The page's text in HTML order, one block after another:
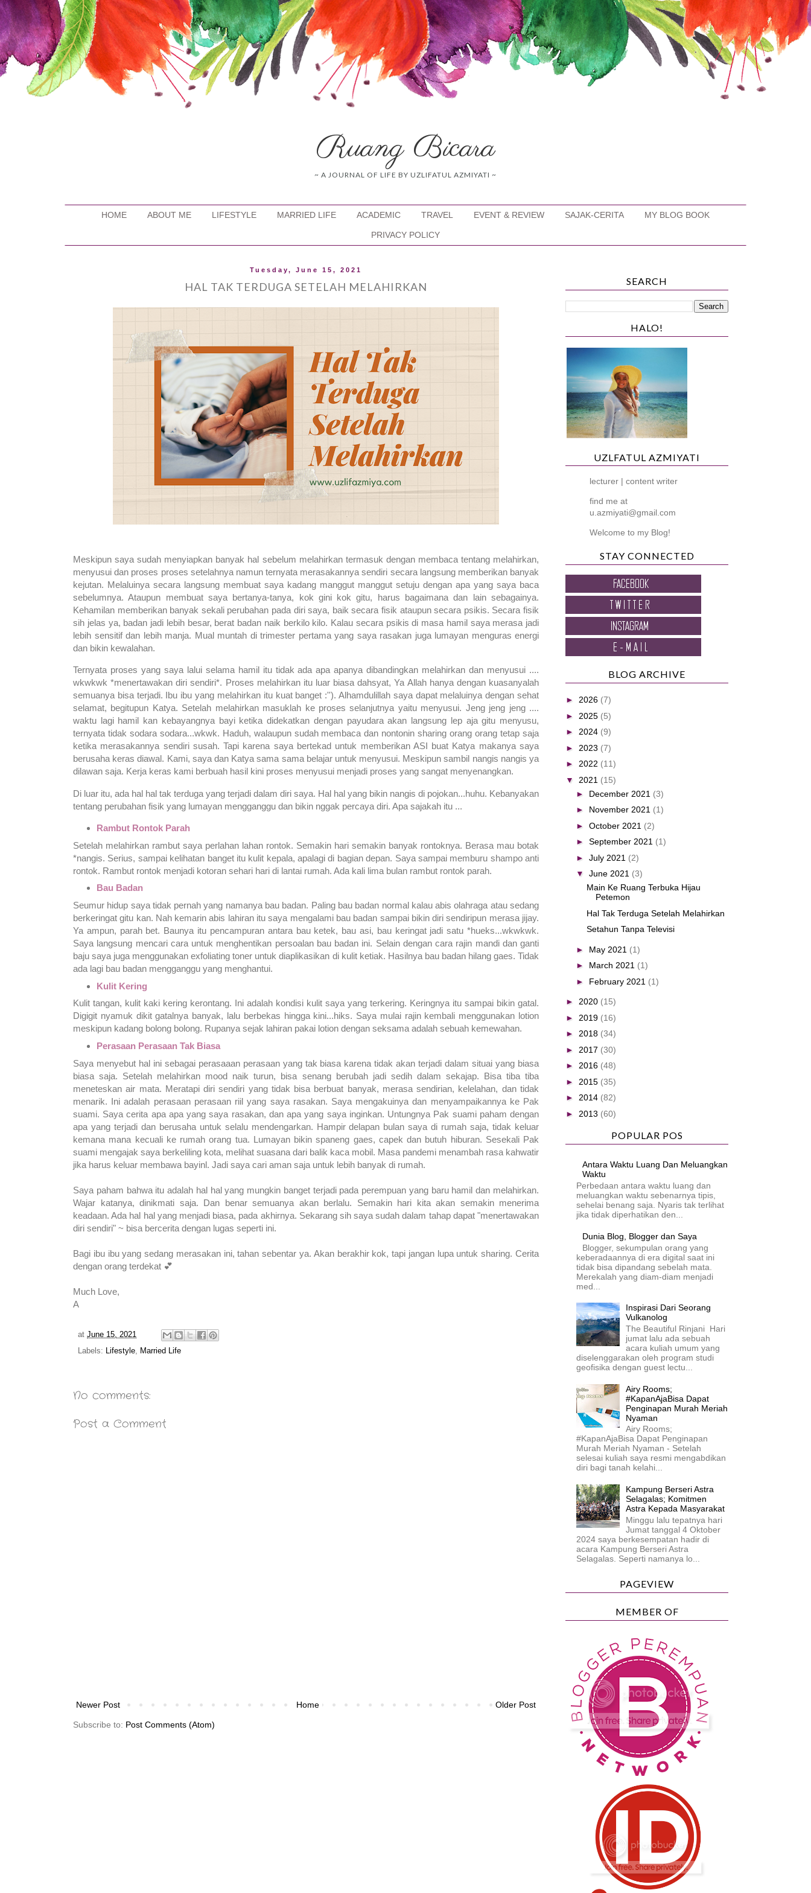
Ruang Bicara
~ A JOURNAL OF LIFE BY UZLIFATUL AZMIYATI ~
HOME ABOUT ME LIFESTYLE MARRIED LIFE ACADEMIC TRAVEL EVENT & REVIEW SAJAK-CERITA MY BLOG BOOK
PRIVACY POLICY
Tuesday, June 15, 2021
HAL TAK TERDUGA SETELAH MELAHIRKAN
Meskipun saya sudah menyiapkan banyak hal sebelum melahirkan termasuk dengan membaca tentang melahirkan,
menyusui dan proses proses setelahnya namun ternyata merasakannya sendiri secara langsung memberikan banyak
kejutan. Melaluinya secara langsung membuat saya kadang manggut manggut setuju dengan apa yang saya baca
sebelumnya. Ataupun membuat saya bertanya-tanya, kok gini kok gitu, harus bagaimana dan lain sebagainya.
Kehamilan memberikan banyak sekali perubahan pada diri saya, baik secara fisik ataupun secara psikis. Secara fisik
sih jelas ya, badan jadi lebih besar, berat badan naik berkilo kilo. Kalau secara psikis di masa hamil saya merasa jadi
lebih sensitif dan lebih manja. Mual muntah di trimester pertama yang saya rasakan juga lumayan menguras energi
dan bikin kewalahan.
Ternyata proses yang saya lalui selama hamil itu tidak ada apa apanya dibandingkan melahirkan dan menyusui ....
wkwkwk *menertawakan diri sendiri*. Proses melahirkan itu luar biasa dahsyat, Ya Allah hanya dengan kuasanyalah
semuanya bisa terjadi. Ibu ibu yang melahirkan itu kuat banget :''). Alhamdulillah saya dapat melaluinya dengan sehat
selamat, begitupun Katya. Setelah melahirkan masuklah ke proses selanjutnya yaitu menyusui. Jeng jeng jeng ....
waktu lagi hamil kan kebayangnya bayi ketika didekatkan dengan payudara akan langsung lep aja gitu menyusu,
ternyata tidak sodara sodara...wkwk. Haduh, walaupun sudah membaca dan nontonin sharing orang orang tetap saja
ketika merasakannya sendiri susah. Tapi karena saya bertekad untuk memberikan ASI buat Katya makanya saya
berusaha keras diawal. Kami, saya dan Katya sama sama belajar untuk menyusui. Meskipun sambil nangis nangis ya
dilawan saja. Kerja keras kami berbuah hasil kini proses menyusui menjadi proses yang sangat menyenangkan.
Di luar itu, ada hal hal tak terduga yang terjadi dalam diri saya. Hal hal yang bikin nangis di pojokan...huhu. Kebanyakan
tentang perubahan fisik yang lumayan mengganggu dan bikin nggak percaya diri. Apa sajakah itu ...
Rambut Rontok Parah
Setelah melahirkan rambut saya perlahan lahan rontok. Semakin hari semakin banyak rontoknya. Berasa mau botak
*nangis. Serius, sampai kelihatan banget itu kulit kepala, apalagi di bagian depan. Saya sampai memburu shampo anti
rontok. Rambut rontok menjadi kotoran sehari hari di lantai rumah. Ada kali lima bulan rambut rontok parah.
Bau Badan
Seumur hidup saya tidak pernah yang namanya bau badan. Paling bau badan normal kalau abis olahraga atau sedang
berkeringat gitu kan. Nah kemarin abis lahiran itu saya mengalami bau badan sampai bikin diri sendiripun merasa jijay.
Ya ampun, parah bet. Baunya itu pencampuran antara bau ketek, bau asi, bau keringat jadi satu *hueks...wkwkwk.
Saya langsung mencari cara untuk menghentikan persoalan bau badan ini. Selain dengan cara rajin mandi dan ganti
baju saya juga menggunakan exfoliating toner untuk diaplikasikan di kulit ketiak. Hasilnya bau badan hilang gaes. Tidak
ada lagi bau badan mengganggu yang menghantui.
Kulit Kering
Kulit tangan, kulit kaki kering kerontang. Ini adalah kondisi kulit saya yang terkering. Keringnya itu sampai bikin gatal.
Digigit nyamuk dikit gatalnya banyak, lalu berbekas hingga kini...hiks. Saya mulai rajin kembali menggunakan lotion
meskipun kadang bolong bolong. Rupanya sejak lahiran pakai lotion dengan seksama adalah sebuah kemewahan.
Perasaan Perasaan Tak Biasa
Saya menyebut hal ini sebagai perasaaan perasaan yang tak biasa karena tidak akan terjadi dalam situai yang biasa
biasa saja. Setelah melahirkan mood naik turun, bisa senang berubah jadi sedih dalam sekajap. Bisa tiba tiba
meneteskan air mata. Meratapi diri sendiri yang tidak bisa berbuat banyak, merasa sendirian, kelelahan, dan tidak
menarik. Ini adalah perasaan perasaan riil yang saya rasakan. Saya mengakuinya dan menyampaikannya ke Pak
suami. Saya cerita apa apa yang saya rasakan, dan apa yang saya inginkan. Untungnya Pak suami paham dengan
apa yang terjadi dan berusaha untuk selalu mendengarkan. Hampir delapan bulan saya di rumah saja, tidak keluar
kemana mana kecuali ke rumah orang tua. Lumayan bikin spaneng gaes, capek dan butuh hiburan. Sesekali Pak
suami mengajak saya berkeliling kota, melihat suasana dari balik kaca mobil. Masa pandemi menambah rasa kahwatir
jika harus keluar membawa bayinl. Jadi saya cari aman saja untuk lebih banyak di rumah.
Saya paham bahwa itu adalah hal hal yang mungkin banget terjadi pada perempuan yang baru hamil dan melahirkan.
Wajar katanya, dinikmati saja. Dan benar semuanya akan berlalu. Semakin hari kita akan semakin menerima
keadaan. Ada hal hal yang menjadi biasa, pada akhirnya. Sekarang sih saya sudah dalam tahap dapat "menertawakan
diri sendiri" ~ bisa bercerita dengan lugas seperti ini.
Bagi ibu ibu yang sedang merasakan ini, tahan sebentar ya. Akan berakhir kok, tapi jangan lupa untuk sharing. Cerita
dengan orang terdekat 💕
Much Love,
A
at June 15, 2021
Labels: Lifestyle, Married Life
No comments:
Post a Comment
Newer Post Older Post
Home
Subscribe to: Post Comments (Atom)
SEARCH
HALO!
UZLFATUL AZMIYATI
lecturer | content writer
find me at
u.azmiyati@gmail.com
Welcome to my Blog!
STAY CONNECTED
BLOG ARCHIVE
► 2026 (7)
► 2025 (5)
► 2024 (9)
► 2023 (7)
► 2022 (11)
▼ 2021 (15)
► December 2021 (3)
► November 2021 (1)
► October 2021 (2)
► September 2021 (1)
► July 2021 (2)
▼ June 2021 (3)
Main Ke Ruang Terbuka Hijau
Petemon
Hal Tak Terduga Setelah Melahirkan
Setahun Tanpa Televisi
► May 2021 (1)
► March 2021 (1)
► February 2021 (1)
► 2020 (15)
► 2019 (16)
► 2018 (34)
► 2017 (30)
► 2016 (48)
► 2015 (35)
► 2014 (82)
► 2013 (60)
POPULAR POS
Antara Waktu Luang Dan Meluangkan
Waktu
Perbedaan antara waktu luang dan
meluangkan waktu sebenarnya tipis,
sehelai benang saja. Nyaris tak terlihat
jika tidak diperhatikan den...
Dunia Blog, Blogger dan Saya
Blogger, sekumpulan orang yang
keberadaannya di era digital saat ini
tidak bisa dipandang sebelah mata.
Merekalah yang diam-diam menjadi
med...
Inspirasi Dari Seorang
Vulkanolog
The Beautiful Rinjani Hari
jumat lalu ada sebuah
acara kuliah umum yang
diselenggarakan oleh program studi
geofisika dengan guest lectu...
Airy Rooms;
#KapanAjaBisa Dapat
Penginapan Murah Meriah
Nyaman
Airy Rooms;
#KapanAjaBisa Dapat Penginapan
Murah Meriah Nyaman - Setelah
selesai kuliah saya resmi mengabdikan
diri bagi tanah kelahi...
Kampung Berseri Astra
Selagalas; Komitmen
Astra Kepada Masyarakat
Minggu lalu tepatnya hari
Jumat tanggal 4 Oktober
2024 saya berkesempatan hadir di
acara Kampung Berseri Astra
Selagalas. Seperti namanya lo...
PAGEVIEW
MEMBER OF